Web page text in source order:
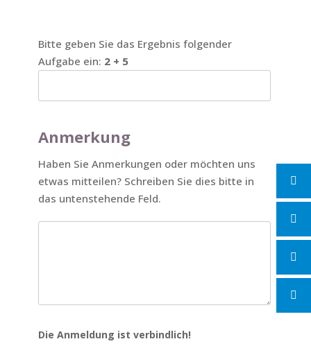
Bitte geben Sie das Ergebnis folgender
Aufgabe ein: 2 + 5
Anmerkung
Haben Sie Anmerkungen oder möchten uns
etwas mitteilen? Schreiben Sie dies bitte in
das untenstehende Feld.
Die Anmeldung ist verbindlich!